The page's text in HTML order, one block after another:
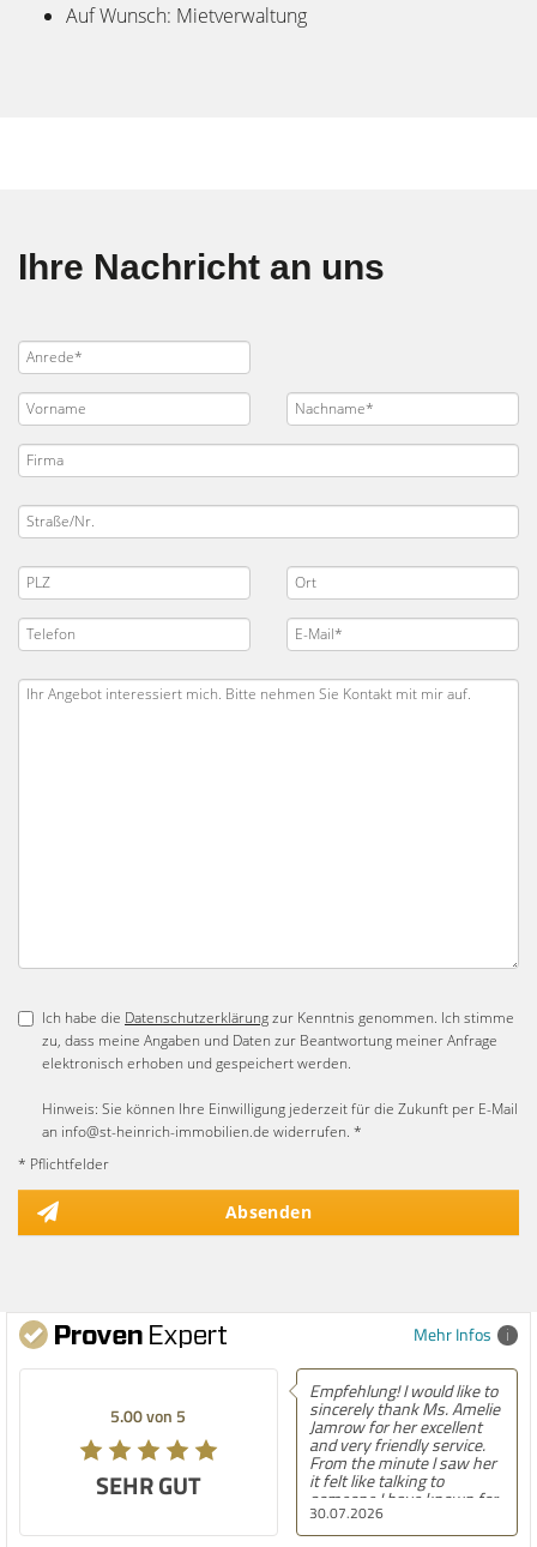
Auf Wunsch: Mietverwaltung
Ihre Nachricht an uns
Ich habe die Datenschutzerklärungzur Kenntnis genommen. Ich stimme
zu, dass meine Angaben und Daten zur Beantwortung meiner Anfrage
elektronisch erhoben und gespeichert werden.
Hinweis: Sie können Ihre Einwilligung jederzeit für die Zukunft per E-Mail
an info@st-heinrich-immobilien.de widerrufen. *
* Pflichtfelder
Absenden
Mehr Infos
5.00 von 5
SEHR GUT
5.00 von 5
SEHR GUT
30.07.2026
Empfehlung! I would like to
sincerely thank Ms. Amelie
Jamrow for her excellent
and very friendly service.
From the minute I saw her
it felt like talking to
someone I have known for
a long time. She was so
kind to me and my family.